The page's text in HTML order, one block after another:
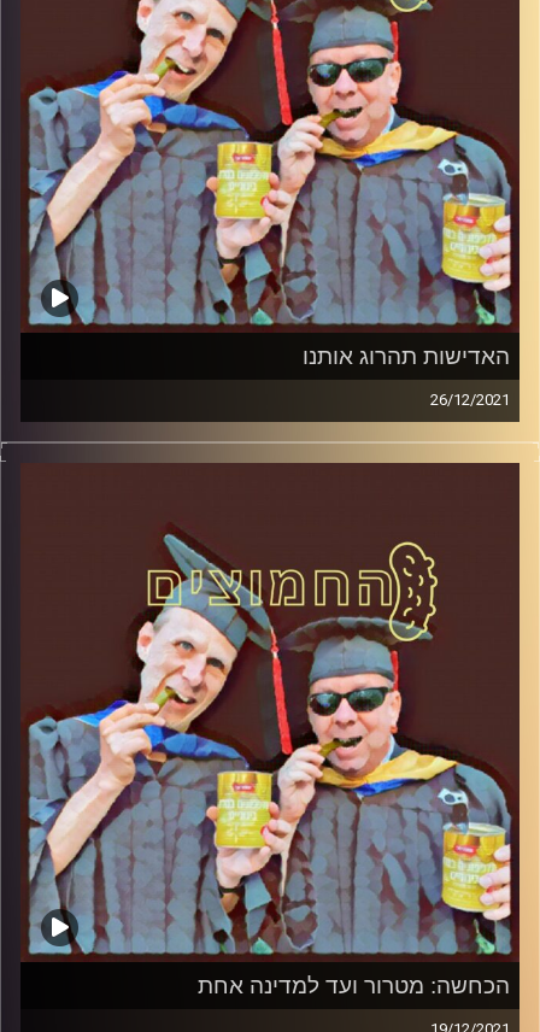
האדישות תהרוג אותנו
26/12/2021
המערכת הפוליטית על ספת הפסיכולוג, עם פרופסור בועז בן-
דוד ופרופסור גלעד הירשברגר
הכחשה: מטרור ועד למדינה אחת